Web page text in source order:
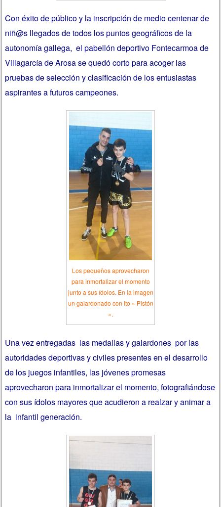
Con éxito de público y la inscripción de medio centenar de
niñ@s llegados de todos los puntos geográficos de la
autonomía gallega, el pabellón deportivo Fontecarmoa de
Villagarcía de Arosa se quedó corto para acoger las
pruebas de selección y clasificación de los entusiastas
aspirantes a futuros campeones.
Los pequeños aprovecharon
para inmortalizar el momento
junto a sus ídolos. En la imagen
un galardonado con Ito » Pistón
«.
Una vez entregadas las medallas y galardones por las
autoridades deportivas y civiles presentes en el desarrollo
de los juegos infantiles, las jóvenes promesas
aprovecharon para inmortalizar el momento, fotografiándose
con sus ídolos mayores que acudieron a realzar y animar a
la infantil generación.